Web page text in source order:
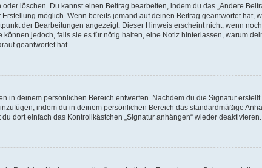
löschen. Du kannst einen Beitrag bearbeiten, indem du das „Ändere
möglich. Wenn bereits jemand auf deinen Beitrag geantwortet hat,
der Bearbeitungen angezeigt. Dieser Hinweis erscheint nicht, wenn
jedoch, falls sie es für nötig halten, eine Notiz hinterlassen, warum
geantwortet hat.
deinem persönlichen Bereich entwerfen. Nachdem du die Signatur
indem du in deinem persönlichen Bereich das standardmäßige
dort einfach das Kontrollkästchen „Signatur anhängen“ wieder deaktivieren.